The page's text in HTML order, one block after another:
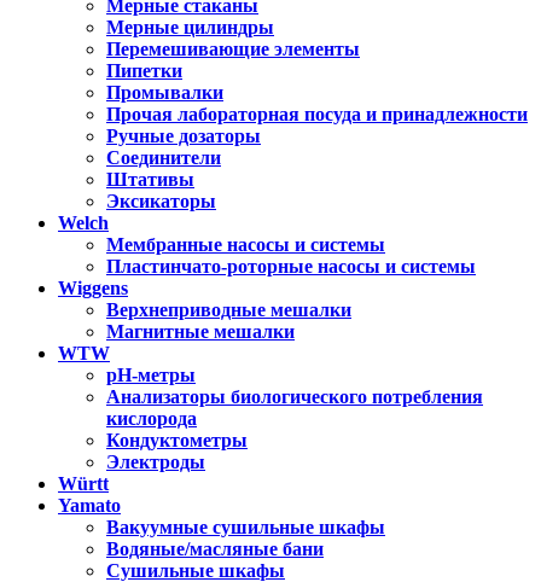
Мерные стаканы
Мерные цилиндры
Перемешивающие элементы
Пипетки
Промывалки
Прочая лабораторная посуда и принадлежности
Ручные дозаторы
Соединители
Штативы
Эксикаторы
Welch
Мембранные насосы и системы
Пластинчато-роторные насосы и системы
Wiggens
Верхнеприводные мешалки
Магнитные мешалки
WTW
pH-метры
Анализаторы биологического потребления
кислорода
Кондуктометры
Электроды
Württ
Yamato
Вакуумные сушильные шкафы
Водяные/масляные бани
Сушильные шкафы